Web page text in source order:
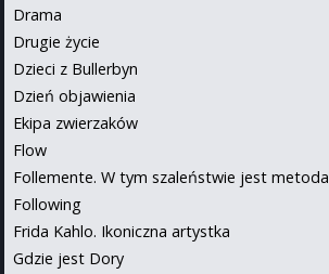
Drama
Drugie życie
Dzieci z Bullerbyn
Dzień objawienia
Ekipa zwierzaków
Flow
Follemente. W tym szaleństwie jest metoda
Following
Frida Kahlo. Ikoniczna artystka
Gdzie jest Dory